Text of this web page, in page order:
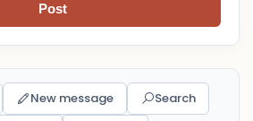
Post
New message
Search